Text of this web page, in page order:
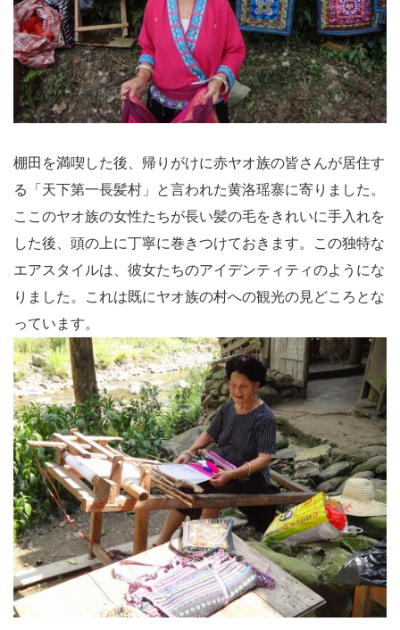
棚田を満喫した後、帰りがけに赤ヤオ族の皆さんが居住す
る「天下第一長髪村」と言われた黄洛瑶寨に寄りました。
ここのヤオ族の女性たちが長い髪の毛をきれいに手入れを
した後、頭の上に丁寧に巻きつけておきます。この独特な
エアスタイルは、彼女たちのアイデンティティのようにな
りました。これは既にヤオ族の村への観光の見どころとな
っています。